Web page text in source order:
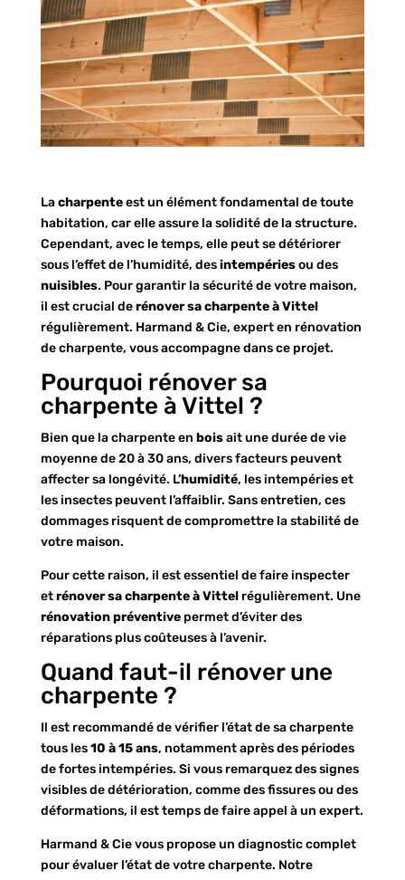
Lacharpenteest un élément fondamental de toute
habitation, car elle assure la solidité de la structure.
Cependant, avec le temps, elle peut se détériorer
sous l’effet de l’humidité, desintempériesou des
nuisibles. Pour garantir la sécurité de votre maison,
il est crucial derénover sa charpente à Vittel
régulièrement. Harmand & Cie, expert en rénovation
de charpente, vous accompagne dans ce projet.
Pourquoi rénover sa
charpente à Vittel ?
Bien que la charpente en boisait une durée de vie
moyenne de 20 à 30 ans, divers facteurs peuvent
affecter sa longévité. L’humidité, les intempéries et
les insectes peuvent l’affaiblir. Sans entretien, ces
dommages risquent de compromettre la stabilité de
votre maison.
Pour cette raison, il est essentiel de faire inspecter
etrénover sa charpente à Vittelrégulièrement. Une
rénovation préventivepermet d’éviter des
réparations plus coûteuses à l’avenir.
Quand faut-il rénover une
charpente ?
Il est recommandé de vérifier l’état de sa charpente
tous les10 à 15 ans, notamment après des périodes
de fortes intempéries. Si vous remarquez des signes
visibles de détérioration, comme des fissures ou des
déformations, il est temps de faire appel à un expert.
Harmand & Cie vous propose un diagnostic complet
pour évaluer l’état de votre charpente. Notre